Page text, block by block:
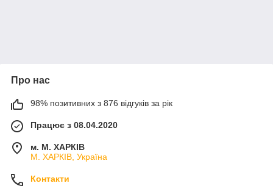
Про нас
98% позитивних з 876 відгуків за рік
Працює з 08.04.2020
м. М. ХАРКІВ
М. ХАРКІВ, Україна
Контакти